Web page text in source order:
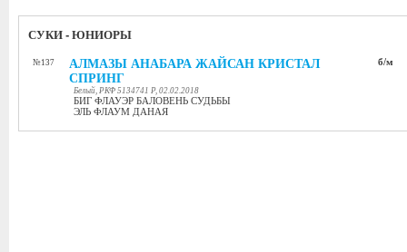
СУКИ - ЮНИОРЫ
№137
АЛМАЗЫ АНАБАРА ЖАЙСАН КРИСТАЛ
СПРИНГ
Белый, РКФ 5134741 Р, 02.02.2018
БИГ ФЛАУЭР БАЛОВЕНЬ СУДЬБЫ
ЭЛЬ ФЛАУМ ДАНАЯ
б/м